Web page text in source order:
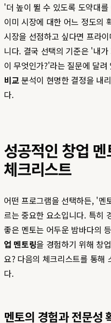
'더 높이 뛸 수 있도록 도약대
이미 시장에 대한 어느 정도의
시장을 선점하고 싶다면 프라
니다. 결국 선택의 기준은 '내
이 무엇인가?'라는 질문에 달려
비교분석이 현명한 결정을 내
다.
성공적인 창업
체크리스트
어떤 프로그램을 선택하든, '멘
르는 중요한 요소입니다. 특히
좋은 멘토는 어두운 밤바다의
업 멘토링을 경험하기 위해 창
요? 다음의 체크리스트를 통해
다.
멘토의 경험과 전문성